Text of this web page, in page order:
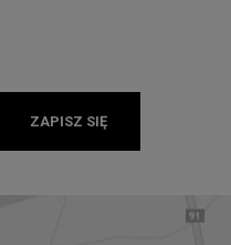
ZAPISZ SIĘ